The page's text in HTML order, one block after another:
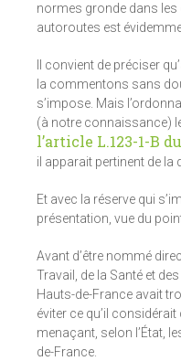
normes gronde dans
autoroutes est
Il convient de préciser
la commentons sans
s’impose. Mais
(à notre connaissance)
l’article L.123-1-B
il apparait pertinent de la
Et avec la réserve qui
présentation, vue du
Avant d’être nommé
Travail, de la Santé et
Hauts-de-France avait
éviter ce qu’il
menaçant, selon l’État,
de-France.